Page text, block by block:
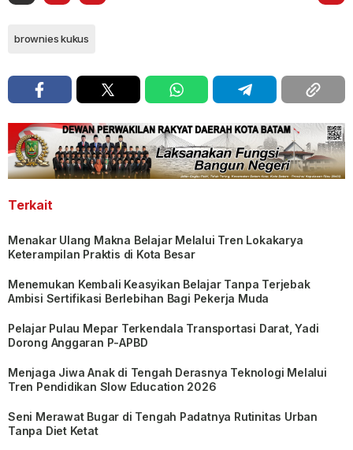
brownies kukus
Terkait
Menakar Ulang Makna Belajar Melalui Tren Lokakarya
Keterampilan Praktis di Kota Besar
Menemukan Kembali Keasyikan Belajar Tanpa Terjebak
Ambisi Sertifikasi Berlebihan Bagi Pekerja Muda
Pelajar Pulau Mepar Terkendala Transportasi Darat, Yadi
Dorong Anggaran P-APBD
Menjaga Jiwa Anak di Tengah Derasnya Teknologi Melalui
Tren Pendidikan Slow Education 2026
Seni Merawat Bugar di Tengah Padatnya Rutinitas Urban
Tanpa Diet Ketat